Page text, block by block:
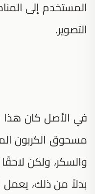
المستخدم إلى
التصوير.
في الأصل كان
مسحوق الكربون
والسكر، ولكن
بدلاً من ذلك، يعمل